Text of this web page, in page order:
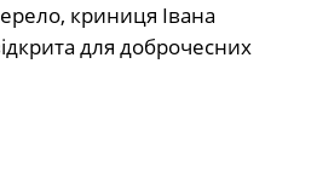
криниця Івана
для доброчесних